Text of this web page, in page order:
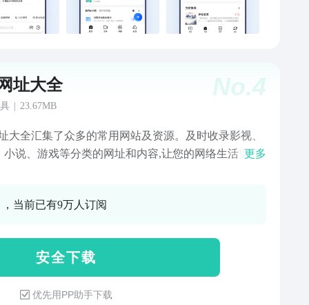
果优化： 搜索结果更直观、更智能，节省时间更省
净体验： 界面简洁无广告，信息更纯净，让搜索回归
，难题讲解详实准确，学习效率倍增。夸克PPT：输入
可生成专业演示文档，自动排版与结构优化。夸克扫
多语言即时互译与语义理解，阅读外文网页更顺畅。
小说】海量书库： 百万级正版藏书，都市爽文、言情
音流畅真实，沉浸体验更生动。【夸克网盘】超大空
看。超级播放器：高清画质、AI字幕，沉浸式观影体
果你在使用产品过程中遇到了任何问题或需要我们协
通过以下方式联系我们，我们将尽快处理！反馈方
件反馈：设置->意见反馈-邮件反馈：
No.4
址大全
23.67MB
大全汇集了众多的常用网站及资源。及时收录影视、
小说、游戏等分类的网址和内容,让您的网络生活更简
更多
当前已有9万人订阅
安 全 下 载
优先用PP助手下载